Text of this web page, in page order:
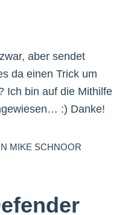
aber sendet
da einen Trick um
Ich bin auf die Mithilfe
:) Danke!
MIKE SCHNOOR